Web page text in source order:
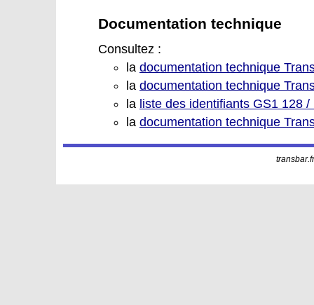
Documentation technique
Consultez :
la documentation technique
la documentation technique
la liste des identifiants GS1 128 /
la documentation technique